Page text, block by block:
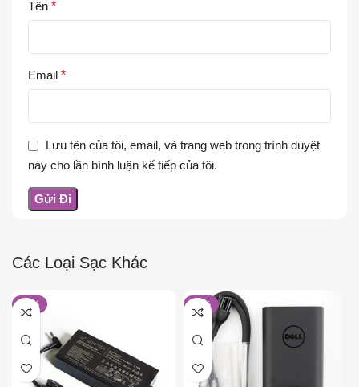
Tên *
Email *
Lưu tên của tôi, email, và trang web trong trình duyệt
này cho lần bình luận kế tiếp của tôi.
Các Loại Sạc Khác
-13% -22%